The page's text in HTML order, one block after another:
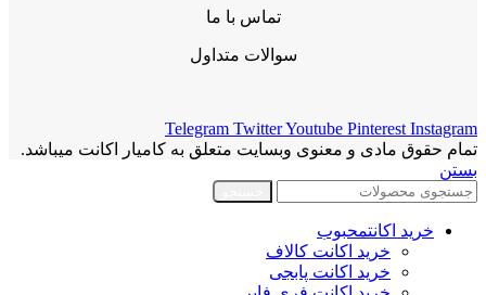
تماس با ما
سوالات متداول
Telegram TwitterYoutube Pinterest Instagram
تمام حقوق مادی و معنوی وبسایت متعلق به کامیار اکانت میباشد.
بستن
خرید اکانتمحبوب
خرید اکانت کالاف
خرید اکانت پابجی